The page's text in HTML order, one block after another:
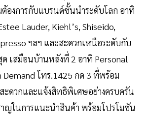
องการกับแบรนด์ชั้นนำระดับโลก อาทิ
Lauder, Kiehl’s, Shiseido,
ฯลฯ และสะดวกเหนือระดับกับ
เสมือนบ้านหลังที่ 2 อาทิ Personal
Demand โทร.1425 กด 3 ที่พร้อม
ะดวกและแจ้งสิทธิพิเศษอย่างครบครัน
ญในการแนะนำสินค้า พร้อมโปรโมชัน